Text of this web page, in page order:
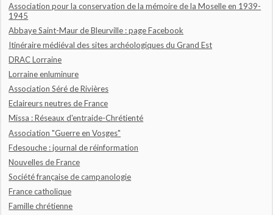
Association pour la conservation de la mémoire de la Moselle en 1939-
1945
Abbaye Saint-Maur de Bleurville : page Facebook
Itinéraire médiéval des sites archéologiques du Grand Est
DRAC Lorraine
Lorraine enluminure
Association Séré de Rivières
Eclaireurs neutres de France
Missa : Réseaux d'entraide-Chrétienté
Association "Guerre en Vosges"
Fdesouche : journal de réinformation
Nouvelles de France
Société française de campanologie
France catholique
Famille chrétienne